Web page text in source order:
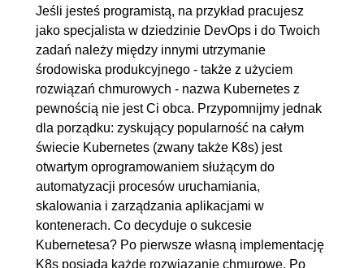
3.2. Przykładowy Ingress
00:13:53
3.3. Canary Deployment
00:07:24
4. Bezpieczeństwo 00:22:23
4.1. Cert Manager
00:04:01
4.2. Tworzenie certyfikatu
00:11:12
4.3. Dodanie certyfikatu do
Ingressa
00:07:10
5. Użytkownicy i uprawnienia
5.1. Security Context
00:16:26
Jeśli jesteś programistą, na przykład pracujesz
jako specjalista w dziedzinie DevOps i do Twoich
zadań należy między innymi utrzymanie
środowiska produkcyjnego - także z użyciem
rozwiązań chmurowych - nazwa Kubernetes z
pewnością nie jest Ci obca. Przypomnijmy jednak
dla porządku: zyskujący popularność na całym
świecie Kubernetes (zwany także K8s) jest
otwartym oprogramowaniem służącym do
automatyzacji procesów uruchamiania,
skalowania i zarządzania aplikacjami w
kontenerach. Co decyduje o sukcesie
Kubernetesa? Po pierwsze własną implementację
K8s posiada każde rozwiązanie chmurowe. Po